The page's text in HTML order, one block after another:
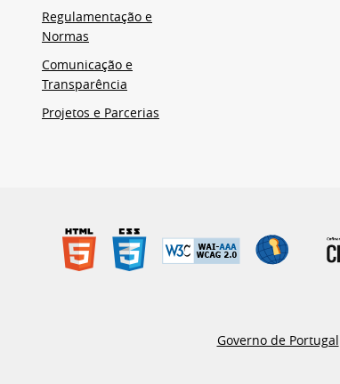
Regulamentação e
Normas
Comunicação e
Transparência
Projetos e Parcerias
Governo de Portugal